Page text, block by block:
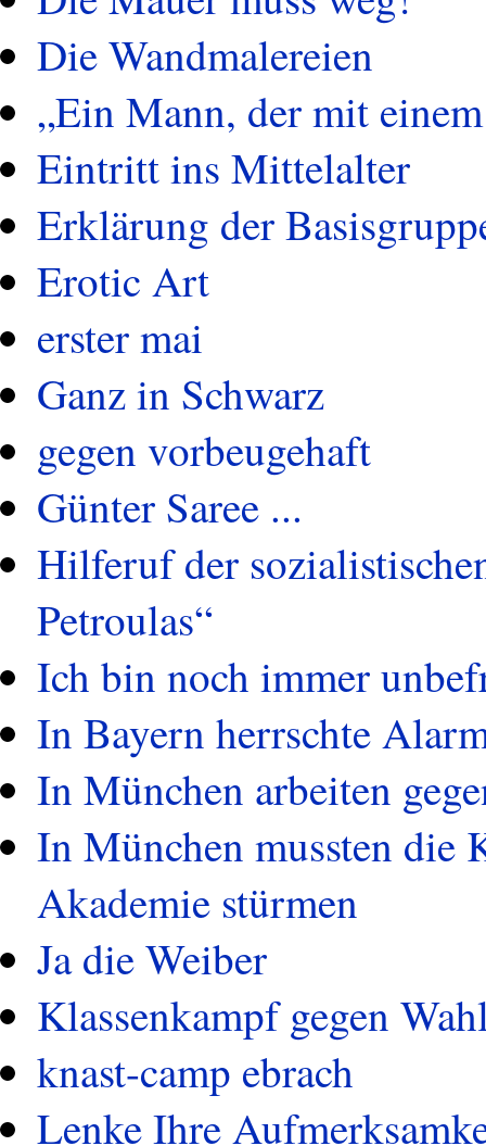
Die Wandmalereien
„Ein Mann, der mit
Eintritt ins Mittelalter
Erklärung der
Erotic Art
erster mai
Ganz in Schwarz
gegen vorbeugehaft
Günter Saree ...
Hilferuf der
Petroulas“
Ich bin noch immer
In Bayern herrschte
In München arbeiten
In München mussten die
Akademie stürmen
Ja die Weiber
Klassenkampf gegen
knast-camp ebrach
Lenke Ihre